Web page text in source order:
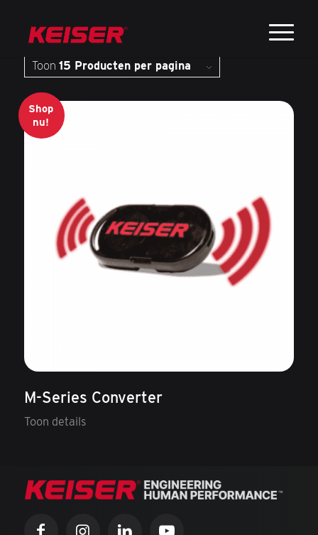
Sorteer opStandaard
Toon 15 Producten per pagina
Shop
nu!
M-Series Converter
Toon details